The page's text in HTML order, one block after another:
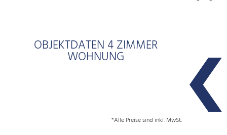
OBJEKTDATEN 4 ZIMMER
WOHNUNG
*Alle Preise sind inkl. MwSt.